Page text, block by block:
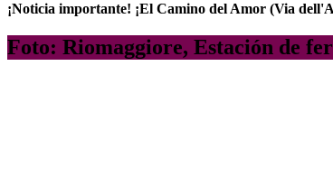
¡Noticia importante! ¡El Camino del Amor (Via
Foto: Riomaggiore, Estación de